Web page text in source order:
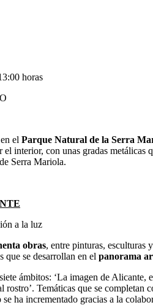
horas
el Parque Natural de la Serra
interior, con unas gradas
Serra Mariola.
a la luz
obras, entre pinturas, esculturas
que se desarrollan en el panorama
‘La imagen de Alicante, el
rostro’. Temáticas que se
ha incrementado gracias a la